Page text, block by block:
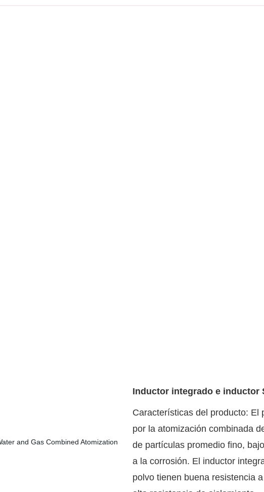
Inductor integrado e inductor
Características del producto: El
por la atomización combinada
de partículas promedio fino,
a la corrosión. El inductor
polvo tienen buena resistencia